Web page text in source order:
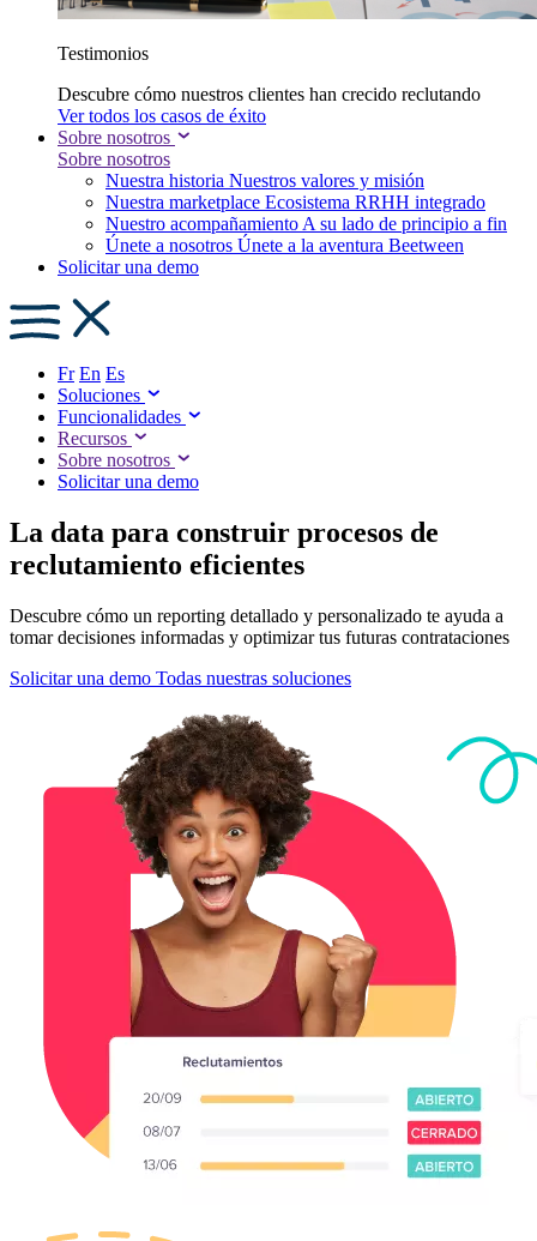
Testimonios
Descubre cómo nuestros clientes han crecido reclutando
Ver todos los casos de éxito
Sobre nosotros
Sobre nosotros
Nuestra historia Nuestros valores y misión
Nuestra marketplace Ecosistema RRHH integrado
Nuestro acompañamiento A su lado de principio a fin
Únete a nosotros Únete a la aventura Beetween
Solicitar una demo
Fr En Es
Soluciones
Funcionalidades
Recursos
Sobre nosotros
Solicitar una demo
La data para construir procesos de
reclutamiento eficientes
Descubre cómo un reporting detallado y personalizado te ayuda a
tomar decisiones informadas y optimizar tus futuras contrataciones
Solicitar una demo Todas nuestras soluciones